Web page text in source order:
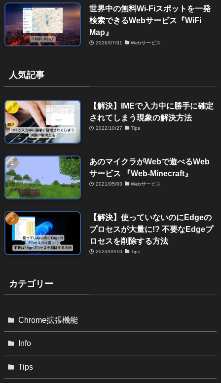
世界中の無料Wi-Fiスポットを一発
検索できるWebサービス『WiFi
Map』
2026/07/31 Webサービス
人気記事
【解決】IMEで入力中に勝手に確定
されてしまう現象の解決方法
2022/10/27 Tips
あのマイクラがWebで遊べるWeb
サービス 『Web-Minecraft』
2021/05/03 Webサービス
【解決】使っていないのにEdgeの
プロセスが大量に!? 不要なEdgeプ
ロセスを削除する方法
2023/09/10 Tips
カテゴリー
Chrome拡張機能
Info
Tips